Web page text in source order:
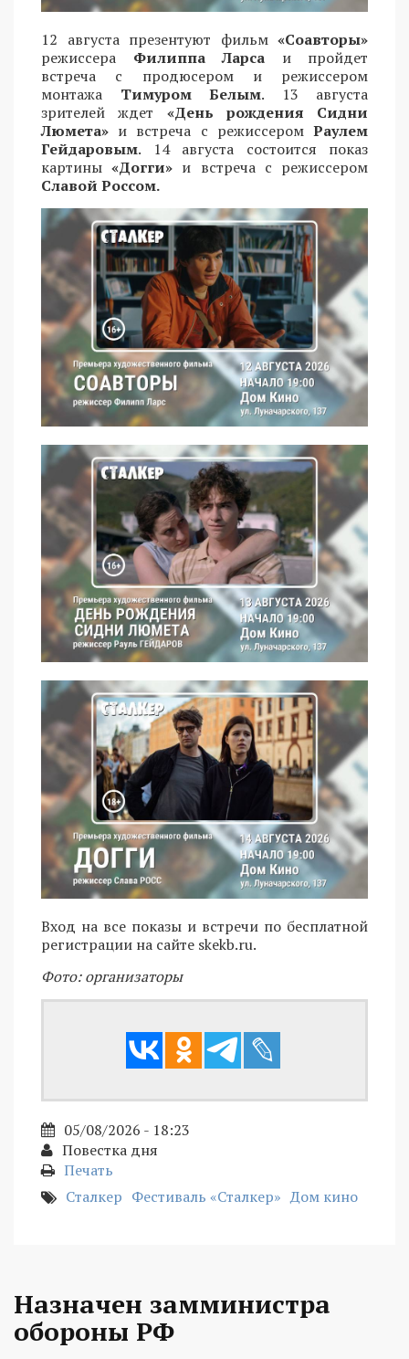
12 августа презентуют фильм «Соавторы»
режиссера Филиппа Ларса и пройдет
встреча с продюсером и режиссером
монтажа Тимуром Белым. 13 августа
зрителей ждет «День рождения Сидни
Люмета» и встреча с режиссером Раулем
Гейдаровым. 14 августа состоится показ
картины«Догги» и встреча с режиссером
Славой Россом.
Вход на все показы и встречи по бесплатной
регистрации на сайте skekb.ru.
Фото: организаторы
05/08/2026 - 18:23
Повестка дня
Печать
Сталкер Фестиваль «Сталкер» Дом кино
Назначен замминистра
обороны РФ